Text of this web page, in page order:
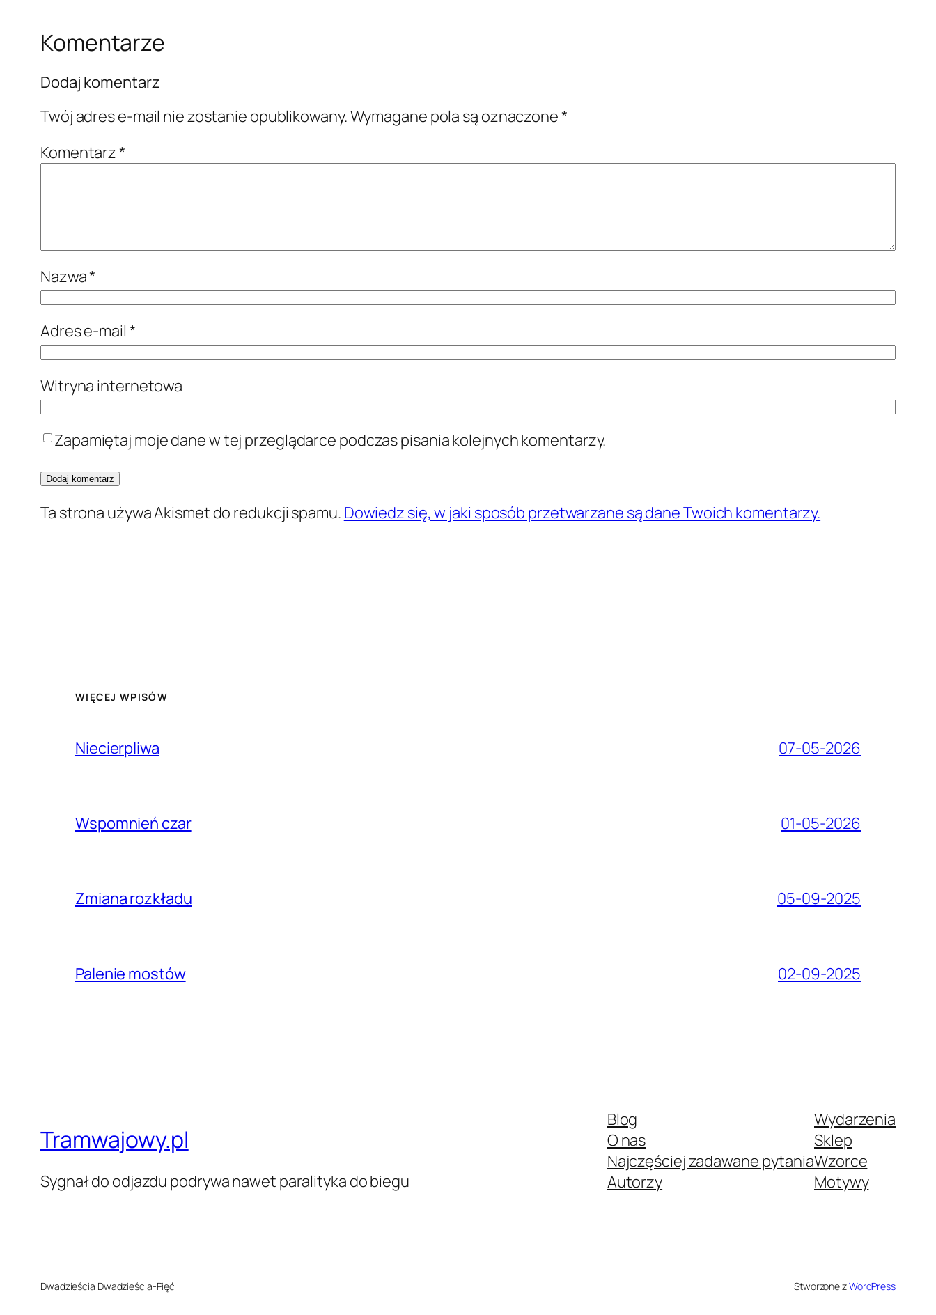
Komentarze
Dodaj komentarz
Twój adres e-mail nie zostanie opublikowany.Wymagane pola są oznaczone*
Komentarz*
Nazwa*
Adres e-mail *
Witryna internetowa
Zapamiętaj moje dane w tej przeglądarce podczas pisania kolejnych komentarzy.
Ta strona używa Akismet do redukcji spamu. Dowiedz się, w jaki sposób przetwarzane są dane Twoich komentarzy.
WIĘCEJ WPISÓW
Niecierpliwa 07-05-2026
Wspomnień czar 01-05-2026
Zmiana rozkładu 05-09-2025
Palenie mostów 02-09-2025
Tramwajowy.pl
Sygnał do odjazdu podrywa nawet paralityka do biegu
Blog
O nas
Najczęściej zadawane pytania
Autorzy
Wydarzenia
Sklep
Wzorce
Motywy
Dwadzieścia Dwadzieścia-Pięć Stworzone zWordPress